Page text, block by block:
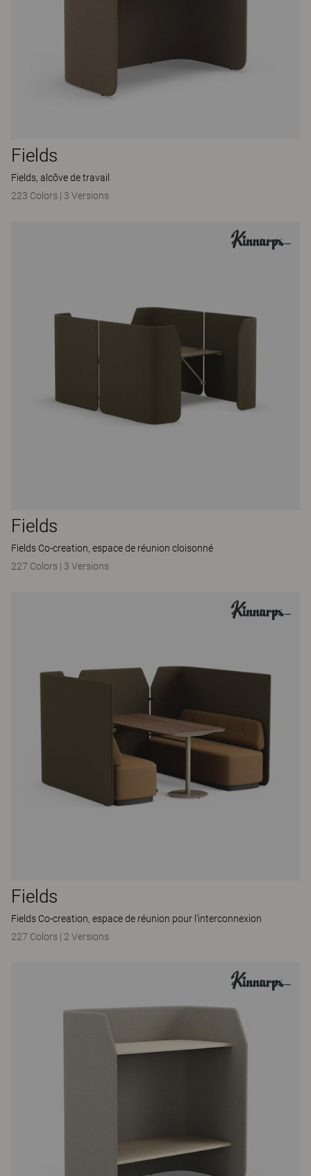
Fields
Fields, alcôve de travail
223 Colors | 3 Versions
Fields
Fields Co-creation, espace de réunion cloisonné
227 Colors | 3 Versions
Fields
Fields Co-creation, espace de réunion pour l’interconnexion
227 Colors | 2 Versions